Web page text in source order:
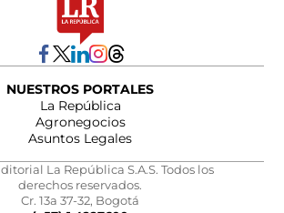
NUESTROS PORTALES
La República
Agronegocios
Asuntos Legales
La República S.A.S. Todos los
derechos reservados.
Cr. 13a 37-32, Bogotá